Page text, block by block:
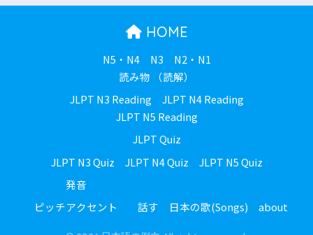
HOME
N5・N4 N3
N2・N1
読み物 （読解）
JLPT N3 Reading
JLPT N4 Reading
JLPT N5 Reading
JLPT Quiz
JLPT N3 Quiz
JLPT N4 Quiz
JLPT N5 Quiz
発音
ピッチアクセント
話す 日本の歌(Songs) about